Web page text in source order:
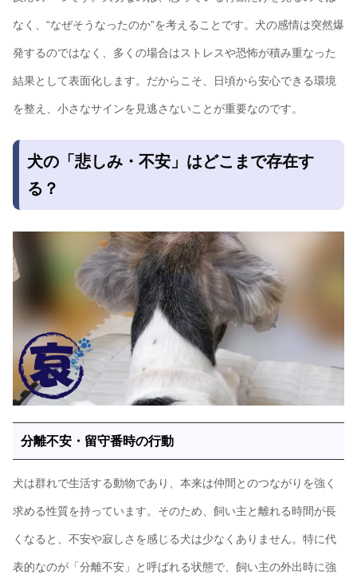
なく、“なぜそうなったのか”を考えることです。犬の感情は突然爆
発するのではなく、多くの場合はストレスや恐怖が積み重なった
結果として表面化します。だからこそ、日頃から安心できる環境
を整え、小さなサインを見逃さないことが重要なのです。
犬の「悲しみ・不安」はどこまで存在す
る？
分離不安・留守番時の行動
犬は群れで生活する動物であり、本来は仲間とのつながりを強く
求める性質を持っています。そのため、飼い主と離れる時間が長
くなると、不安や寂しさを感じる犬は少なくありません。特に代
表的なのが「分離不安」と呼ばれる状態で、飼い主の外出時に強